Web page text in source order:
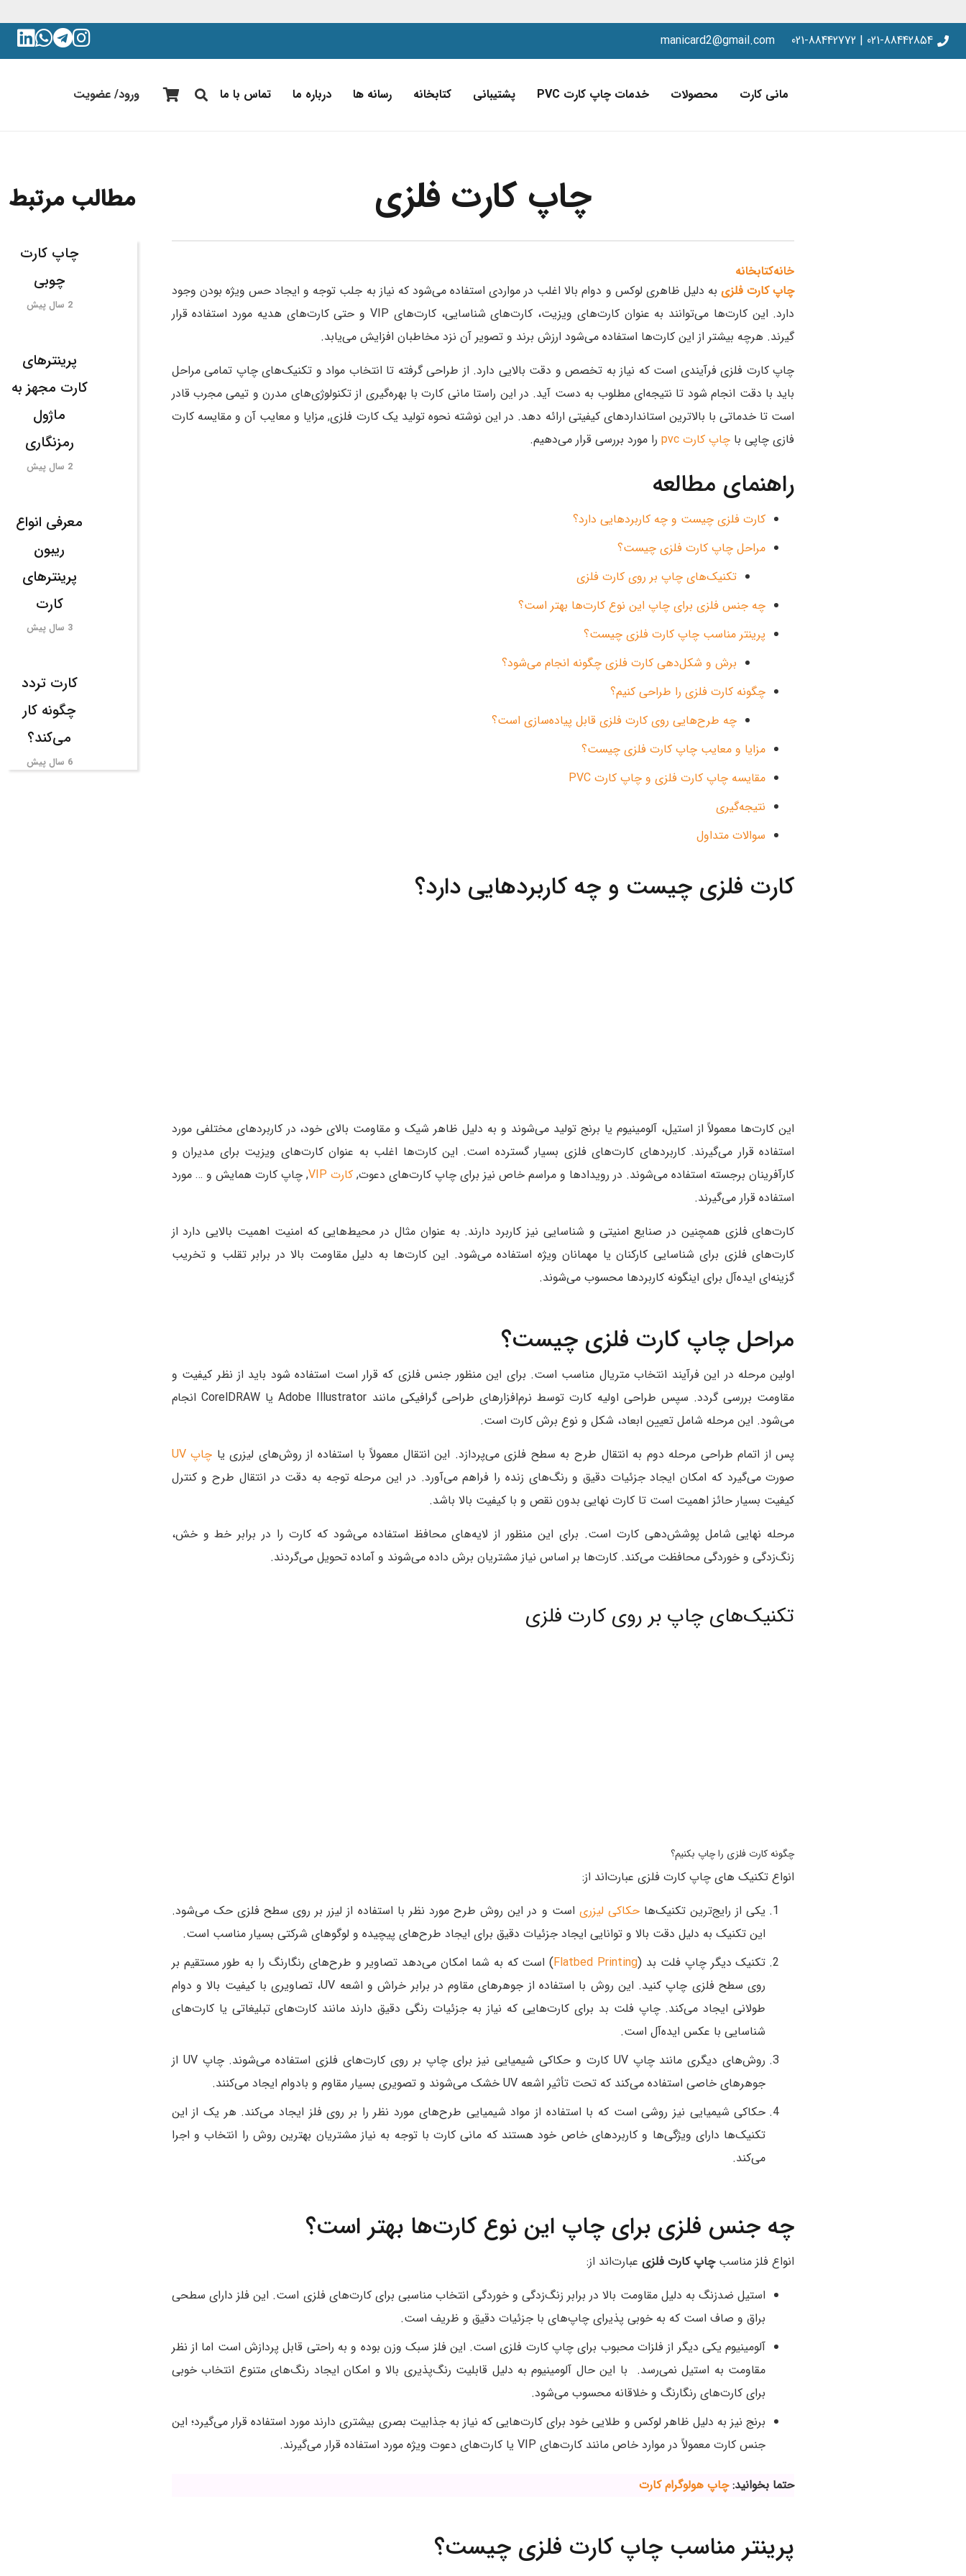
021-88442854 | 021-88442772
manicard2@gmail.com
مانی کارت محصولات خدمات چاپ کارت PVC پشتیبانی کتابخانه رسانه ها درباره ما تماس با ما ورود/ عضویت
چاپ کارت فلزی
خانهکتابخانه
چاپ کارت فلزیبه دلیل ظاهری لوکس و دوام بالا اغلب در مواردی استفاده می‌شود که نیاز به جلب توجه و ایجاد حس ویژه بودن وجود
دارد. این کارت‌ها می‌توانند به عنوان کارت‌های ویزیت، کارت‌های شناسایی، کارت‌های VIP و حتی کارت‌های هدیه مورد استفاده قرار
گیرند. هرچه بیشتر از این کارت‌ها استفاده می‌شود ارزش برند و تصویر آن نزد مخاطبان افزایش می‌یابد.
چاپ کارت فلزی فرآیندی است که نیاز به تخصص و دقت بالایی دارد. از طراحی گرفته تا انتخاب مواد و تکنیک‌های چاپ تمامی مراحل
باید با دقت انجام شود تا نتیجه‌ای مطلوب به دست آید. در این راستا مانی کارت با بهره‌گیری از تکنولوژی‌های مدرن و تیمی مجرب قادر
است تا خدماتی با بالاترین استانداردهای کیفیتی ارائه دهد. در این نوشته نحوه تولید یک کارت فلزی, مزایا و معایب آن و مقایسه کارت
فازی چاپی با چاپ کارت pvc را مورد بررسی قرار می‌دهیم.
راهنمای مطالعه
کارت فلزی چیست و چه کاربردهایی دارد؟
مراحل چاپ کارت فلزی چیست؟
تکنیک‌های چاپ بر روی کارت فلزی
چه جنس فلزی برای چاپ این نوع کارت‌ها بهتر است؟
پرینتر مناسب چاپ کارت فلزی چیست؟
برش و شکل‌دهی کارت فلزی چگونه انجام می‌شود؟
چگونه کارت فلزی را طراحی کنیم؟
چه طرح‌هایی روی کارت فلزی قابل پیاده‌سازی است؟
مزایا و معایب چاپ کارت فلزی چیست؟
مقایسه چاپ کارت فلزی و چاپ کارت PVC
نتیجه‌گیری
سوالات متداول
کارت فلزی چیست و چه کاربردهایی دارد؟
این کارت‌ها معمولاً از استیل، آلومینیوم یا برنج تولید می‌شوند و به دلیل ظاهر شیک و مقاومت بالای خود، در کاربردهای مختلفی مورد
استفاده قرار می‌گیرند. کاربردهای کارت‌های فلزی بسیار گسترده است. این کارت‌ها اغلب به عنوان کارت‌های ویزیت برای مدیران و
کارآفرینان برجسته استفاده می‌شوند. در رویدادها و مراسم خاص نیز برای چاپ کارت‌های دعوت,کارت‌ VIP
, چاپ کارت همایش و … مورد
استفاده قرار می‌گیرند.
کارت‌های فلزی همچنین در صنایع امنیتی و شناسایی نیز کاربرد دارند. به عنوان مثال در محیط‌هایی که امنیت اهمیت بالایی دارد از
کارت‌های فلزی برای شناسایی کارکنان یا مهمانان ویژه استفاده می‌شود. این کارت‌ها به دلیل مقاومت بالا در برابر تقلب و تخریب
گزینه‌ای ایده‌آل برای اینگونه کاربردها محسوب می‌شوند.
مراحل چاپ کارت فلزی چیست؟
اولین مرحله در این فرآیند انتخاب متریال مناسب است. برای این منظور جنس فلزی که قرار است استفاده شود باید از نظر کیفیت و
مقاومت بررسی گردد. سپس طراحی اولیه کارت توسط نرم‌افزارهای طراحی گرافیکی مانند Adobe Illustrator یا CorelDRAW انجام
می‌شود. این مرحله شامل تعیین ابعاد، شکل و نوع برش کارت است.
پس از اتمام طراحی مرحله دوم به انتقال طرح به سطح فلزی می‌پردازد. این انتقال معمولاً با استفاده از روش‌های لیزری یا چاپ UV
صورت می‌گیرد که امکان ایجاد جزئیات دقیق و رنگ‌های زنده را فراهم می‌آورد. در این مرحله توجه به دقت در انتقال طرح و کنترل
کیفیت بسیار حائز اهمیت است تا کارت نهایی بدون نقص و با کیفیت بالا باشد.
مرحله نهایی شامل پوشش‌دهی کارت است. برای این منظور از لایه‌های محافظ استفاده می‌شود که کارت را در برابر خط و خش،
زنگ‌زدگی و خوردگی محافظت می‌کند. کارت‌ها بر اساس نیاز مشتریان برش داده می‌شوند و آماده تحویل می‌گردند.
تکنیک‌های چاپ بر روی کارت فلزی
چگونه کارت فلزی را چاپ بکنیم؟
انواع تکنیک های چاپ کارت فلزی عبارت‌اند از:
یکی از رایج‌ترین تکنیک‌هاحکاکی لیزری است و در این روش طرح مورد نظر با استفاده از لیزر بر روی سطح فلزی حک می‌شود.
این تکنیک به دلیل دقت بالا و توانایی ایجاد جزئیات دقیق برای ایجاد طرح‌های پیچیده و لوگوهای شرکتی بسیار مناسب است.
تکنیک دیگر چاپ فلت بد (Flatbed Printing) است که به شما امکان می‌دهد تصاویر و طرح‌های رنگارنگ را به طور مستقیم بر
روی سطح فلزی چاپ کنید. این روش با استفاده از جوهرهای مقاوم در برابر خراش و اشعه UV، تصاویری با کیفیت بالا و دوام
طولانی ایجاد می‌کند. چاپ فلت بد برای کارت‌هایی که نیاز به جزئیات رنگی دقیق دارند مانند کارت‌های تبلیغاتی یا کارت‌های
شناسایی با عکس ایده‌آل است.
روش‌های دیگری مانند چاپ UV کارت و حکاکی شیمیایی نیز برای چاپ بر روی کارت‌های فلزی استفاده می‌شوند. چاپ UV از
جوهرهای خاصی استفاده می‌کند که تحت تأثیر اشعه UV خشک می‌شوند و تصویری بسیار مقاوم و بادوام ایجاد می‌کنند.
حکاکی شیمیایی نیز روشی است که با استفاده از مواد شیمیایی طرح‌های مورد نظر را بر روی فلز ایجاد می‌کند. هر یک از این
تکنیک‌ها دارای ویژگی‌ها و کاربردهای خاص خود هستند که مانی کارت با توجه به نیاز مشتریان بهترین روش را انتخاب و اجرا
می‌کند.
چه جنس فلزی برای چاپ این نوع کارت‌ها بهتر است؟
انواع فلز مناسبچاپ کارت فلزیعبارت‌اند از:
استیل ضدزنگ به دلیل مقاومت بالا در برابر زنگ‌زدگی و خوردگی انتخاب مناسبی برای کارت‌های فلزی است. این فلز دارای سطحی
براق و صاف است که به خوبی پذیرای چاپ‌های با جزئیات دقیق و ظریف است.
آلومینیوم یکی دیگر از فلزات محبوب برای چاپ کارت فلزی است. این فلز سبک وزن بوده و به راحتی قابل پردازش است اما از نظر
مقاومت به استیل نمی‌رسد. با این حال آلومینیوم به دلیل قابلیت رنگ‌پذیری بالا و امکان ایجاد رنگ‌های متنوع انتخاب خوبی
برای کارت‌های رنگارنگ و خلاقانه محسوب می‌شود.
برنج نیز به دلیل ظاهر لوکس و طلایی خود برای کارت‌هایی که نیاز به جذابیت بصری بیشتری دارند مورد استفاده قرار می‌گیرد؛ این
جنس کارت معمولاً در موارد خاص مانند کارت‌های VIP یا کارت‌های دعوت ویژه مورد استفاده قرار می‌گیرند.
حتما بخوانید:چاپ هولوگرام کارت
پرینتر مناسب چاپ کارت فلزی چیست؟
مطالب مرتبط
چاپ کارت
چوبی
2 سال پیش
پرینترهای
کارت مجهز به
ماژول
رمزنگاری
2 سال پیش
معرفی انواع
ریبون
پرینترهای
کارت
3 سال پیش
کارت تردد
چگونه کار
می‌کند؟
6 سال پیش